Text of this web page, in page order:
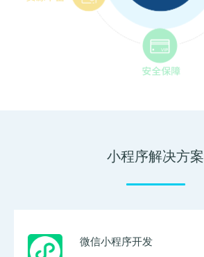
小程序解决方案
微信小程序开发